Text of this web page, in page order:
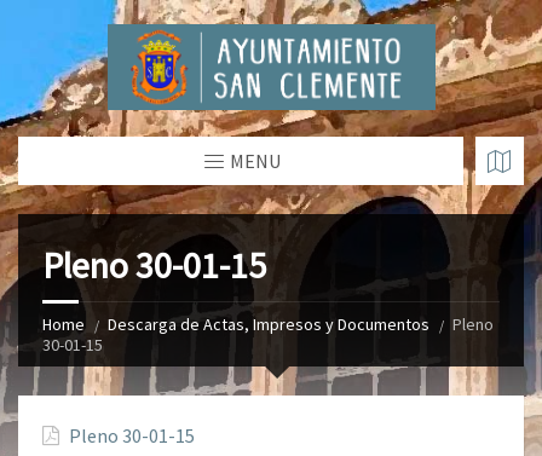
MENU
Pleno 30-01-15
Home Descarga de Actas, Impresos y Documentos
Pleno
30-01-15
Pleno 30-01-15